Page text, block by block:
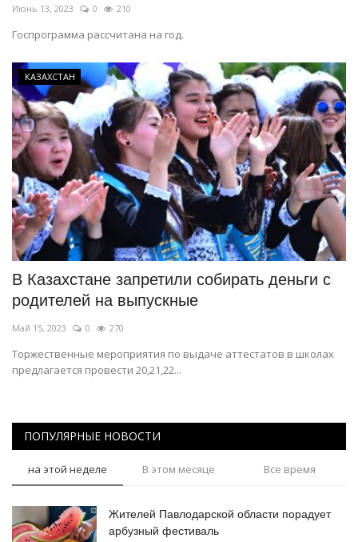
Июнь 13, 2023 0 210
Госпрограмма рассчитана на год.
КАЗАХСТАН
В Казахстане запретили собирать деньги с
родителей на выпускные
Май 15, 2023 0 270
Торжественные мероприятия по выдаче аттестатов в школах
предлагается провести 20,21,22...
ПОПУЛЯРНЫЕ НОВОСТИ
на этой неделе В этом месяце Все время
Жителей Павлодарской области порадует
арбузный фестиваль